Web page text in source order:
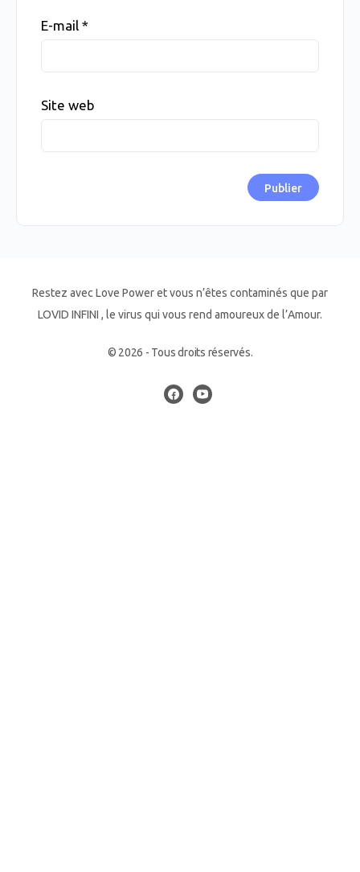
E-mail *
Site web
Restez avec Love Power et vous n’êtes contaminés que par
LOVID INFINI , le virus qui vous rend amoureux de l’Amour.
© 2026 - Tous droits réservés.